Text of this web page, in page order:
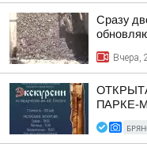
Сразу
Вчера,
ПАРКЕ-